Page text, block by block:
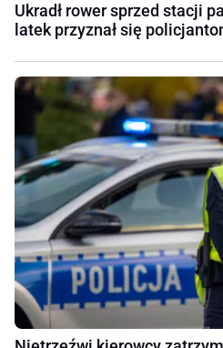
Ukradł rower sprzed stacji
latek przyznał się